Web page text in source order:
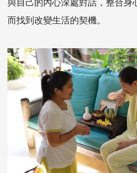
而找到改變生活的契機。